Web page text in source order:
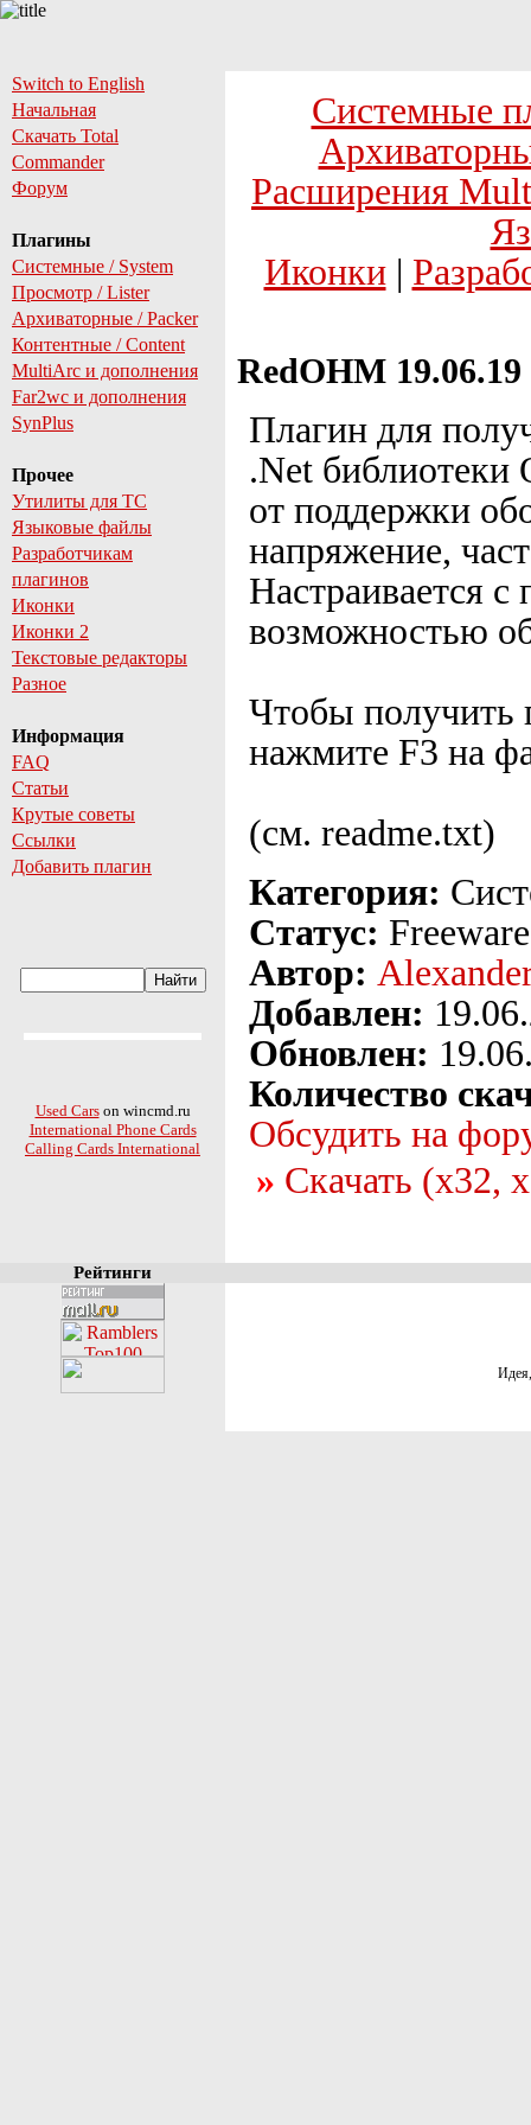
Switch to English
Начальная
Скачать Total
Commander
Форум
Плагины
Системные / System
Просмотр / Lister
Архиваторные / Packer
Контентные / Content
MultiArc и дополнения
Far2wc и дополнения
SynPlus
Прочее
Утилиты для TC
Языковые файлы
Разработчикам
плагинов
Иконки
Иконки 2
Текстовые редакторы
Разное
Информация
FAQ
Статьи
Крутые советы
Ссылки
Добавить плагин
Used Carson wincmd.ru
International Phone Cards
Calling Cards International
Системные
Расширения
Иконки|
RedOHM 19.06.19
Плагин для
.Net библиотеки
от поддержки
напряжение,
Настраивается
возможностью
Чтобы
нажмите F3 на
(см. readme.txt)
Категория:
Статус: Freeware
Автор:
Добавлен:
Обновлен:
Количество
Обсудить на
Скачать (x32,
Рейтинги